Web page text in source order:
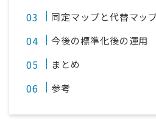
同定マップと代替マッ
今後の標準化後の運用
まとめ
参考